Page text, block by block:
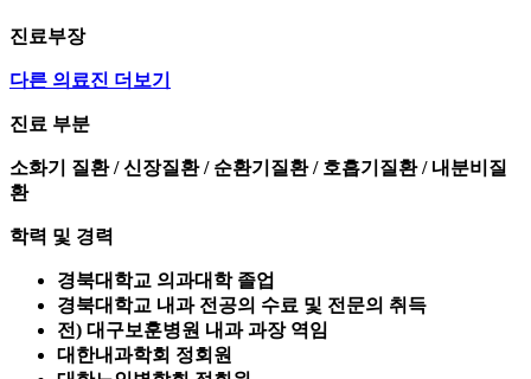
진료부장
다른 의료진 더보기
진료 부분
소화기 질환 / 신장질환 / 순환기질환 / 호흡기질환 / 내분비질
환
학력 및 경력
경북대학교 의과대학 졸업
경북대학교 내과 전공의 수료 및 전문의 취득
전) 대구보훈병원 내과 과장 역임
대한내과학회 정회원